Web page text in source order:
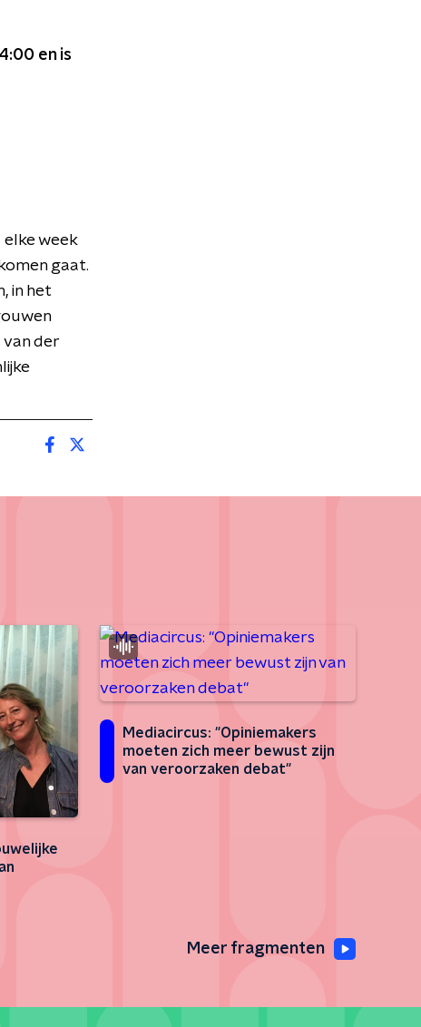
en is
elke week
gaat.
in het
van der
Mediacircus: "Opiniemakers
moeten zich meer bewust zijn
van veroorzaken debat"
Meer fragmenten